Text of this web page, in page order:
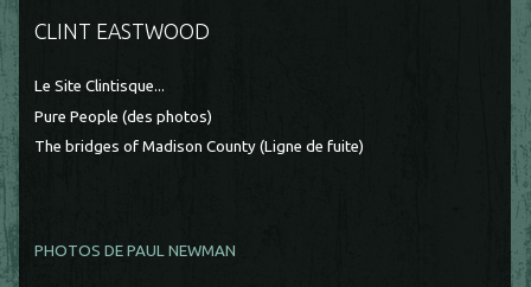
CLINT EASTWOOD
Le Site Clintisque...
Pure People (des photos)
The bridges of Madison County (Ligne de fuite)
PHOTOS DE PAUL NEWMAN